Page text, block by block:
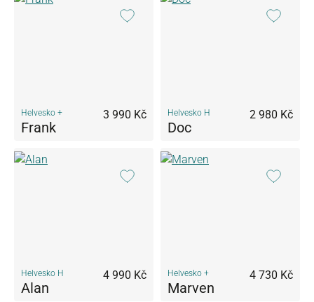
Helvesko +
Frank
3 990 Kč Helvesko H
Doc
2 980 Kč
Helvesko H
Alan
4 990 Kč Helvesko +
Marven
4 730 Kč